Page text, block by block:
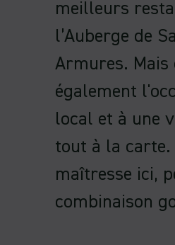
meilleurs
l’Auberge de
Armures. Mais
également
local et à une
tout à la carte.
maîtresse ici,
combinaison